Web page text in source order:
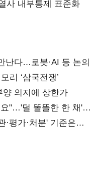
사 내부통제 표준화
난다…로봇·AI 등 논의
리 ‘삼국전쟁’
양 의지에 상한가
"…'덜 똘똘한 한 채'
평가·처분' 기준은